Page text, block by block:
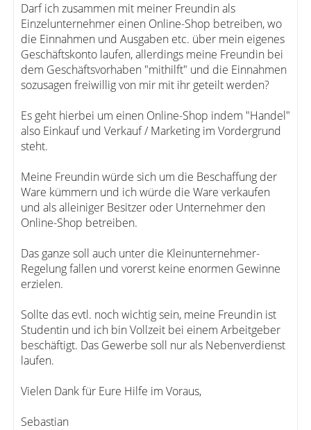
Darf ich zusammen mit meiner Freundin als
Einzelunternehmer einen Online-Shop betreiben, wo
die Einnahmen und Ausgaben etc. über mein eigenes
Geschäftskonto laufen, allerdings meine Freundin bei
dem Geschäftsvorhaben "mithilft" und die Einnahmen
sozusagen freiwillig von mir mit ihr geteilt werden?
Es geht hierbei um einen Online-Shop indem "Handel"
also Einkauf und Verkauf / Marketing im Vordergrund
steht.
Meine Freundin würde sich um die Beschaffung der
Ware kümmern und ich würde die Ware verkaufen
und als alleiniger Besitzer oder Unternehmer den
Online-Shop betreiben.
Das ganze soll auch unter die Kleinunternehmer-
Regelung fallen und vorerst keine enormen Gewinne
erzielen.
Sollte das evtl. noch wichtig sein, meine Freundin ist
Studentin und ich bin Vollzeit bei einem Arbeitgeber
beschäftigt. Das Gewerbe soll nur als Nebenverdienst
laufen.
Vielen Dank für Eure Hilfe im Voraus,
Sebastian